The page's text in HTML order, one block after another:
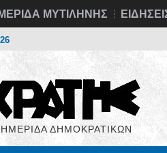
ΜΥΤΙΛΗΝΗΣ
ΔΗΜΟΚΡΑΤΙΚΩΝ